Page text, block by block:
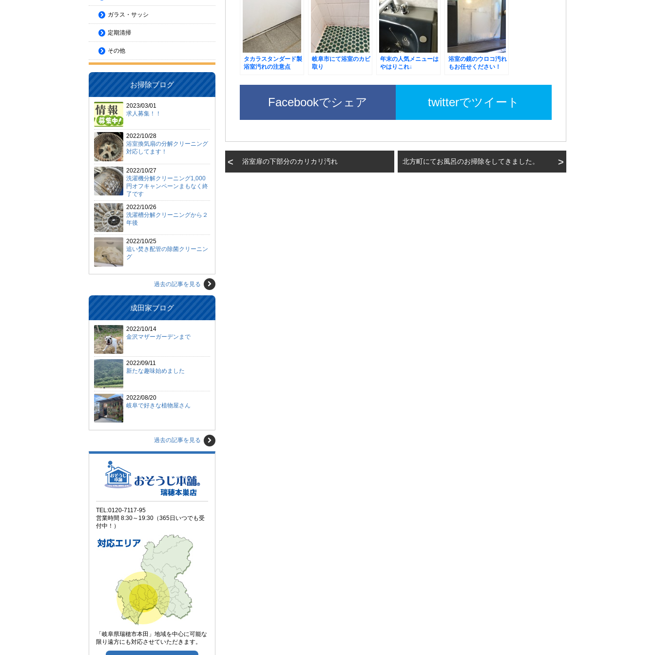
タカラスタンダード製
浴室汚れの注意点
岐阜市にて浴室のカビ
取り
年末の人気メニューは
やはりこれ↓
浴室の鏡のウロコ汚れ
もお任せください！
Facebookでシェア twitterでツイート
浴室扉の下部分のカリカリ汚れ 北方町にてお風呂のお掃除をしてきました。
ガラス・サッシ
定期清掃
その他
お掃除ブログ
2023/03/01
求人募集！！
2022/10/28
浴室換気扇の分解クリーニング
対応してます！
2022/10/27
洗濯機分解クリーニング1,000
円オフキャンペーンまもなく終
了です
2022/10/26
洗濯槽分解クリーニングから２
年後
2022/10/25
追い焚き配管の除菌クリーニン
グ
過去の記事を見る
成田家ブログ
2022/10/14
金沢マザーガーデンまで
2022/09/11
新たな趣味始めました
2022/08/20
岐阜で好きな植物屋さん
過去の記事を見る
TEL:0120-7117-95
営業時間 8:30～19:30（365日いつでも受
付中！）
「岐阜県瑞穂市本田」地域を中心に可能な
限り遠方にも対応させていただきます。